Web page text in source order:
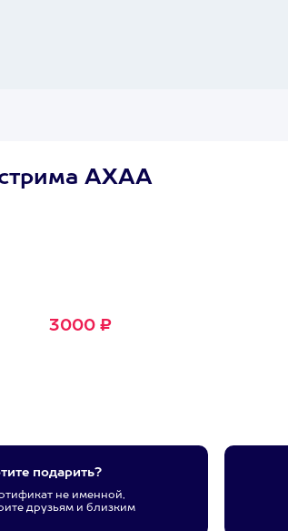
АХАА
3000 ₽
подарить?
не именной,
друзьям и близким